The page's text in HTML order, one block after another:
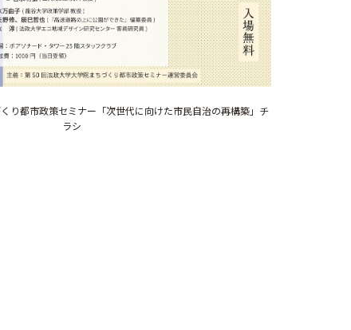
り都市政策セミナー「次世代に向けた市民自治の再構築」チ
ラシ